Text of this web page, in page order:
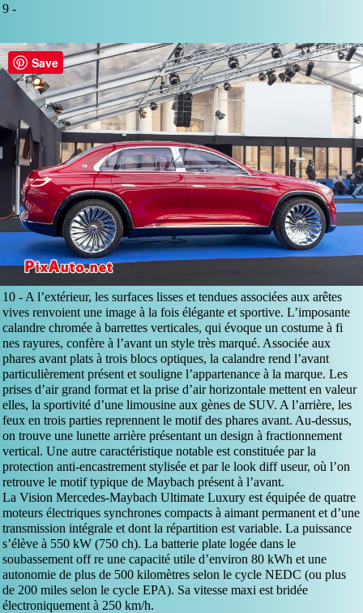
9 -
10 - A l’extérieur, les surfaces lisses et tendues associées aux arêtes
vives renvoient une image à la fois élégante et sportive. L’imposante
calandre chromée à barrettes verticales, qui évoque un costume à fi
nes rayures, confère à l’avant un style très marqué. Associée aux
phares avant plats à trois blocs optiques, la calandre rend l’avant
particulièrement présent et souligne l’appartenance à la marque. Les
prises d’air grand format et la prise d’air horizontale mettent en valeur
elles, la sportivité d’une limousine aux gènes de SUV. A l’arrière, les
feux en trois parties reprennent le motif des phares avant. Au-dessus,
on trouve une lunette arrière présentant un design à fractionnement
vertical. Une autre caractéristique notable est constituée par la
protection anti-encastrement stylisée et par le look diff useur, où l’on
retrouve le motif typique de Maybach présent à l’avant.
La Vision Mercedes-Maybach Ultimate Luxury est équipée de quatre
moteurs électriques synchrones compacts à aimant permanent et d’une
transmission intégrale et dont la répartition est variable. La puissance
s’élève à 550 kW (750 ch). La batterie plate logée dans le
soubassement off re une capacité utile d’environ 80 kWh et une
autonomie de plus de 500 kilomètres selon le cycle NEDC (ou plus
de 200 miles selon le cycle EPA). Sa vitesse maxi est bridée
électroniquement à 250 km/h.
Save